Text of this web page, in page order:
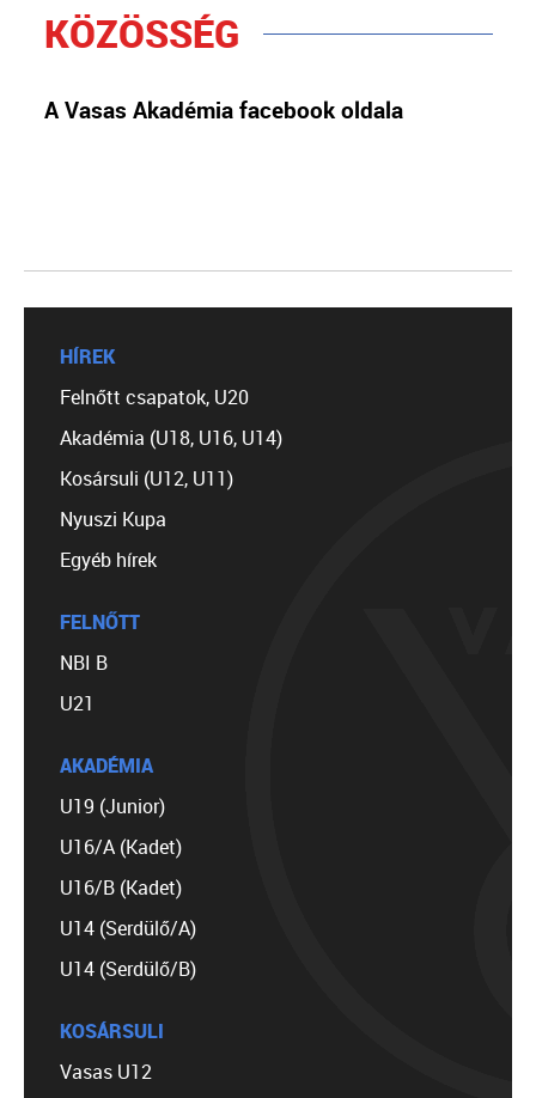
KÖZÖSSÉG
A Vasas Akadémia facebook oldala
HÍREK
Felnőtt csapatok, U20
Akadémia (U18, U16, U14)
Kosársuli (U12, U11)
Nyuszi Kupa
Egyéb hírek
FELNŐTT
NBI B
U21
AKADÉMIA
U19 (Junior)
U16/A (Kadet)
U16/B (Kadet)
U14 (Serdülő/A)
U14 (Serdülő/B)
KOSÁRSULI
Vasas U12